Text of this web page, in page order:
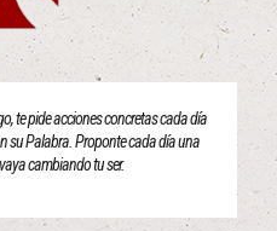
te pide acciones concretas cada día
su Palabra. Proponte cada día una
cambiando tu ser.